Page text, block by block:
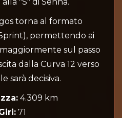
"S" di Senna.
torna al formato
permettendo ai
sul passo
dalla Curva 12 verso
sarà decisiva.
4.309 km
71